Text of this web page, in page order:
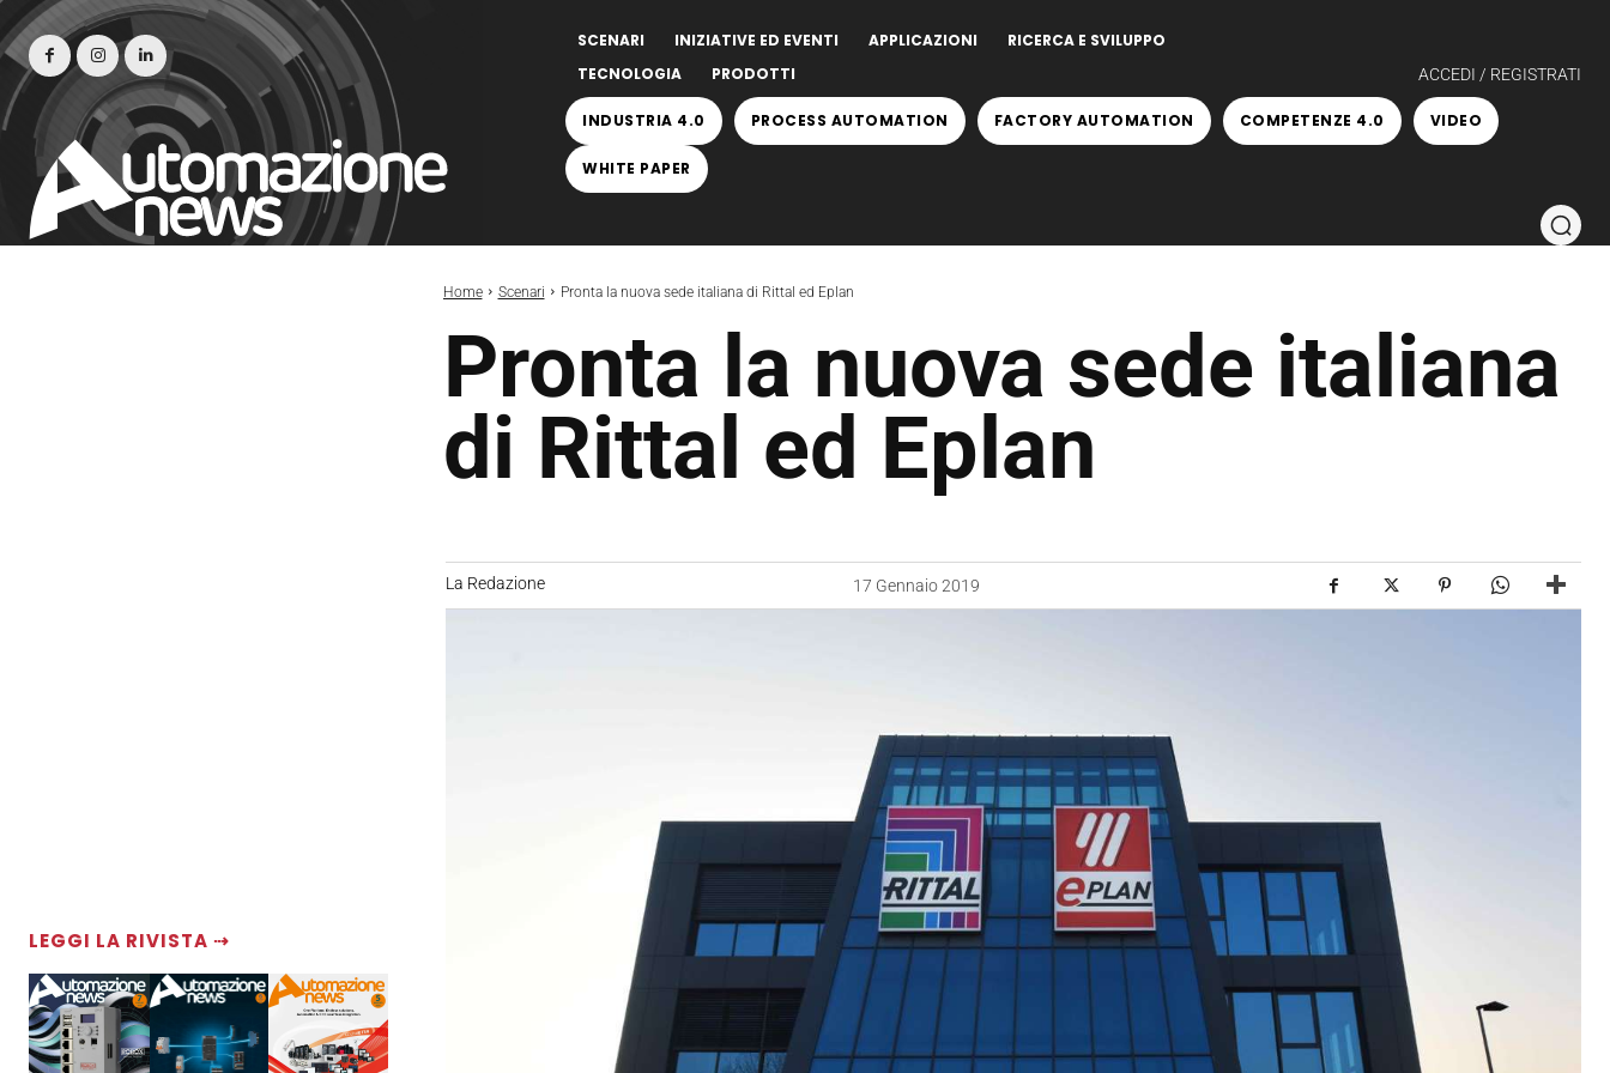
SCENARI INIZIATIVE ED EVENTI APPLICAZIONI
RICERCA E SVILUPPO
TECNOLOGIA
PRODOTTI ACCEDI / REGISTRATI
INDUSTRIA 4.0 PROCESS AUTOMATION FACTORY AUTOMATION COMPETENZE 4.0 VIDEO
WHITE PAPER
Home Scenari Pronta la nuova sede italiana di Rittal ed Eplan
Pronta la nuova sede italiana
di Rittal ed Eplan
LEGGI LA RIVISTA ⇢
La Redazione 17 Gennaio 2019